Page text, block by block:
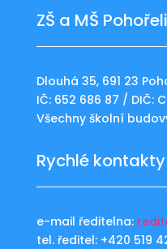
ZŠ a MŠ
Dlouhá 35, 691 23
IČ: 652 686 87 / DIČ:
Všechny školní
Rychlé kontakty
e-mail ředitelna:
tel. ředitel: +420 519